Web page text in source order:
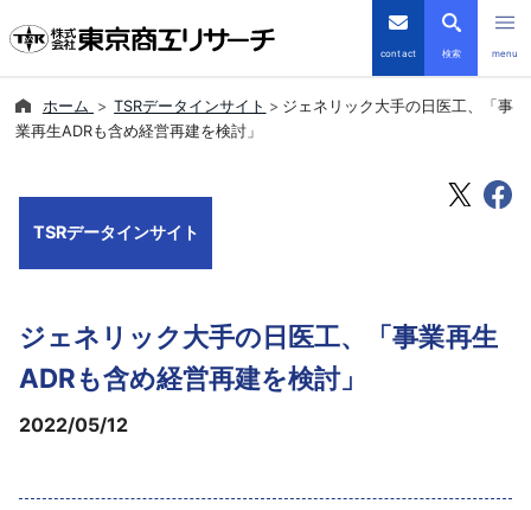
contact 検索 menu
倒産・注目企業情報
会社案内
導入事例
ホーム TSRデータインサイト
ジェネリック大手の日医工、「事
業再生ADRも含め経営再建を検討」
TSRデータインサイト
ジェネリック大手の日医工、「事業再生
ADRも含め経営再建を検討」
2022/05/12